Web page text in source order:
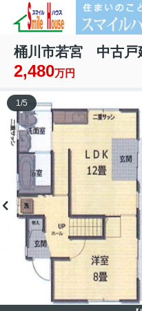
桶川市若宮 中古戸
2,480万円
1/5